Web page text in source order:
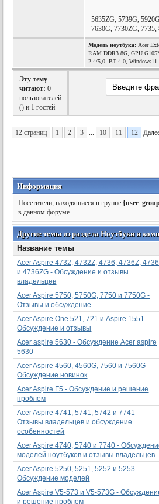
5635ZG, 5739G,
7630G, 7730ZG,
Модель ноутбука: Acer
RAM DDR3 8G, GPU
2,4/5,0, BT 4,0, Windows11
Эту тему
читают: 0
пользователей
() и 1 гостей
12 страниц 1 2 3 ... 10 11 12
Информация
Посетители, находящиеся в группе
в данном форуме.
Другие темы из раздела Ноутбуки и
Название темы
Acer Aspire 4732, 4732Z, 4736, 4736Z,
и 4736ZG - Обсуждение и отзывы
владельцев
Acer Aspire 5750, 5750G, 7750 и 7750G -
Отзывы и обсуждение
Acer Aspire One 521, 721 и Aspire 1551 -
Обсуждение и отзывы
Acer aspire 5630 - Обсуждение Acer aspire
5630
Acer Aspire 4560, 4560G, 7560 и 7560G -
Обсуждение новинок
Acer Aspire F5 - Обсуждение и решение
проблем
Acer Aspire 4741, 5741, 5742 и 7741 -
Отзывы владельцев и обсуждение
особенностей
Acer Aspire 4740, 5740 и 7740 -
моделей ноутбуков и отзывы владельцев
Acer Aspire 5250, 5251, 5252 и 5253 -
Обсуждение моделей
Acer Aspire V5-573 и V5-573G -
и решение проблем